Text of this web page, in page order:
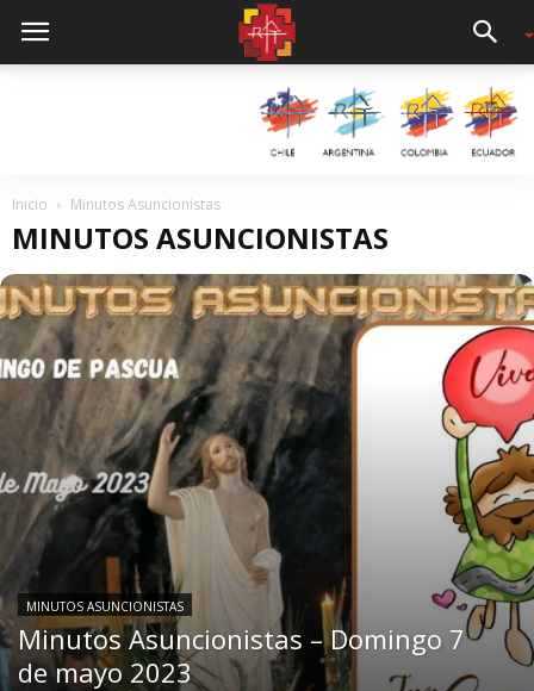
Inicio Minutos Asuncionistas
MINUTOS ASUNCIONISTAS
MINUTOS ASUNCIONISTAS
Minutos Asuncionistas – Domingo 7
de mayo 2023